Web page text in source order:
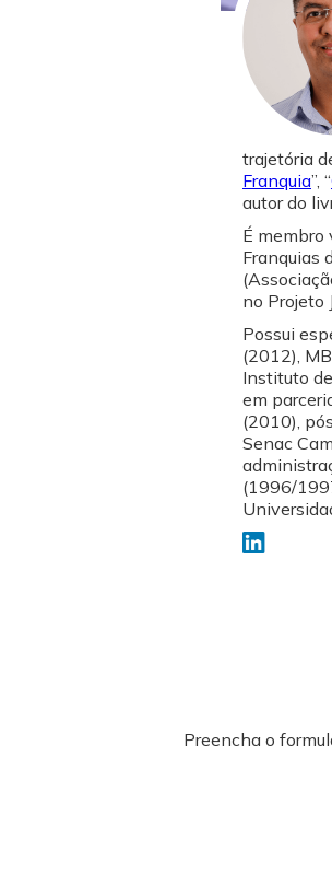
trajetória
Franquia”, “
autor do
É membro
Franquias
no Projeto
Possui
(2012),
Instituto
em
(2010),
Senac
(1996/
Preencha o